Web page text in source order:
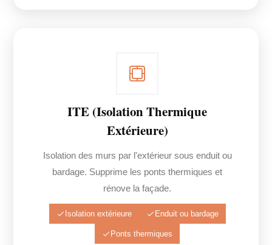
ITE (Isolation Thermique
Extérieure)
Isolation des murs par l'extérieur sous enduit ou
bardage. Supprime les ponts thermiques et
rénove la façade.
Isolation extérieure Enduit ou bardage
Ponts thermiques